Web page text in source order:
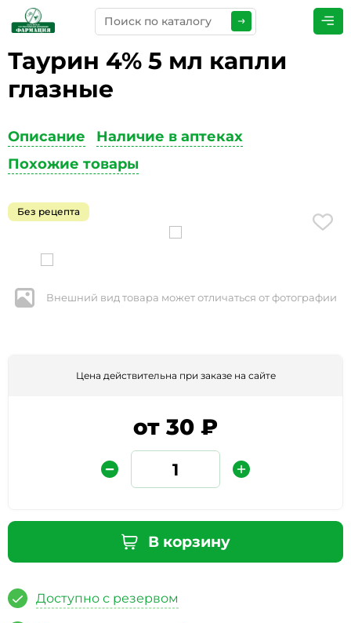
Таурин 4% 5 мл капли
глазные
Описание
Наличие в аптеках
Похожие товары
Без рецепта
Внешний вид товара может отличаться от фотографии
Цена действительна при заказе на сайте
от 30 ₽
В корзину
Доступно с резервом
ПРЕДСТАВЬТЕСЬ*
ТЕЛЕФОН*
ЭЛЕКТРОННАЯ ПОЧТА
КОММЕНТАРИИ*
Защита от автоматических сообщений